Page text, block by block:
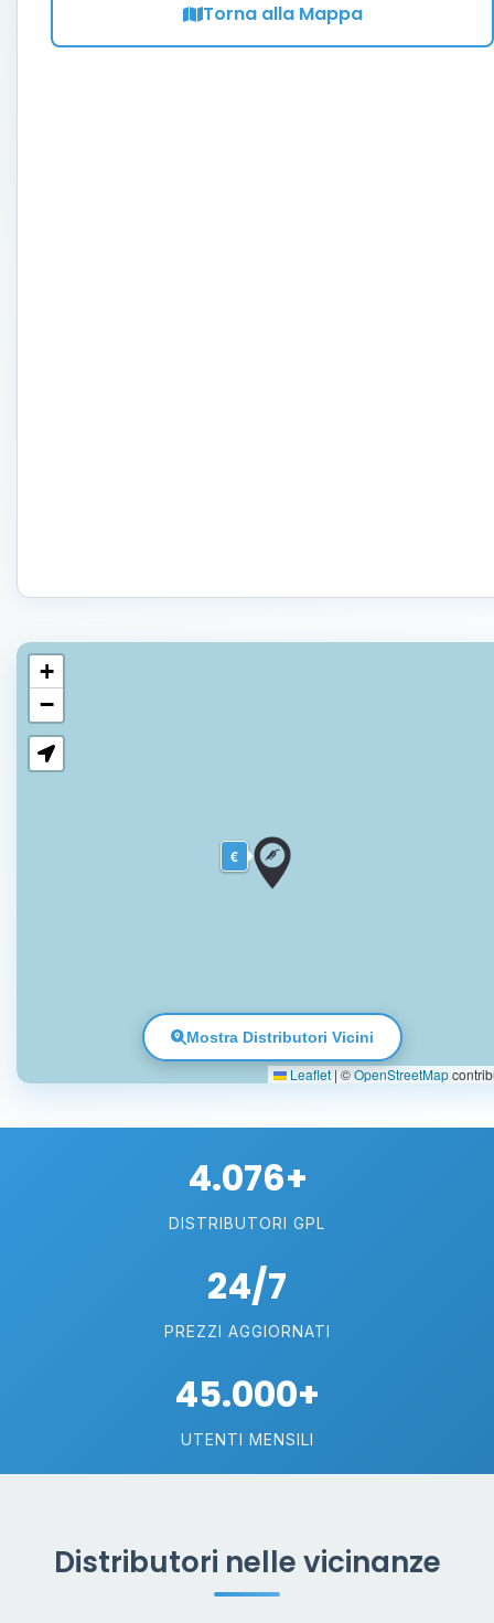
Torna alla Mappa
€
+
−
Leaflet | ©OpenStreetMap
Mostra Distributori Vicini
4.076+
DISTRIBUTORI GPL
24/7
PREZZI AGGIORNATI
45.000+
UTENTI MENSILI
Distributori nelle vicinanze